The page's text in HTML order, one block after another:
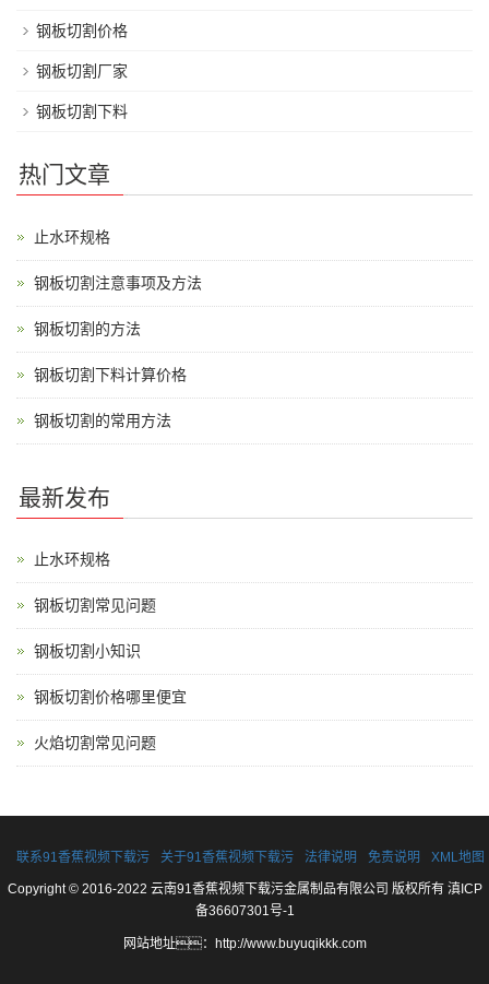
钢板切割价格
钢板切割厂家
钢板切割下料
热门文章
止水环规格
钢板切割注意事项及方法
钢板切割的方法
钢板切割下料计算价格
钢板切割的常用方法
最新发布
止水环规格
钢板切割常见问题
钢板切割小知识
钢板切割价格哪里便宜
火焰切割常见问题
联系91香蕉视频下载污 关于91香蕉视频下载污 法律说明 免责说明 XML地图
Copyright © 2016-2022 云南91香蕉视频下载污金属制品有限公司 版权所有 滇ICP
备36607301号-1
网站地址： http://www.buyuqikkk.com